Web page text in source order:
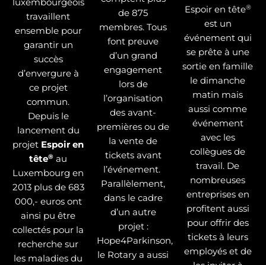
travaillent
ensemble pour
garantir un
succès
d’envergure à
ce projet
commun.
Depuis le
lancement du
projet Espoir en
tête® au
Luxembourg en
2013 plus de 683
000,- euros ont
ainsi pu être
collectés pour la
recherche sur
les maladies du
de 875
membres. Tous
font preuve
d’un grand
engagement
lors de
l’organisation
des avant-
premières ou de
la vente de
tickets avant
l’événement.
Parallèlement,
dans le cadre
d’un autre
projet :
Hope4Parkinson,
le Rotary a aussi
Espoir en tête®
est un
événement qui
se prête à une
sortie en famille
le dimanche
matin mais
aussi comme
événement
avec les
collègues de
travail. De
nombreuses
entreprises en
profitent aussi
pour offrir des
tickets à leurs
employés et de